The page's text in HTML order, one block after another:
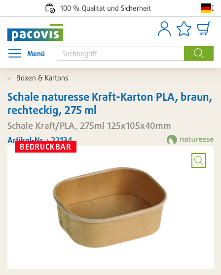
100 % Qualität und Sicherheit
Suche
AnmeldenArtikellisten
Menü
Menü öffnen
Boxen & Kartons
Schale naturesse Kraft-Karton PLA, braun,
rechteckig, 275 ml
Schale Kraft/PLA, 275ml 125x105x40mm
Artikel-Nr. : 22134
BEDRUCKBAR
Bild